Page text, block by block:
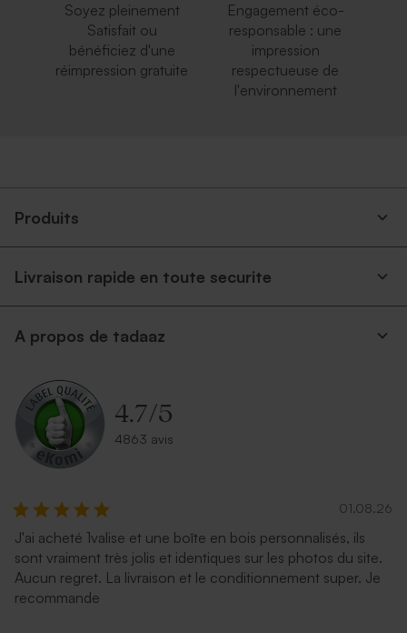
Soyez pleinement
Satisfait ou
bénéficiez d'une
réimpression gratuite
Engagement éco-
responsable : une
impression
respectueuse de
l'environnement
Produits
Livraison rapide en toute securite
A propos de tadaaz
4.7/5
4863 avis
01.08.26
J'ai acheté 1valise et une boîte en bois personnalisés, ils
sont vraiment très jolis et identiques sur les photos du site.
Aucun regret. La livraison et le conditionnement super. Je
recommande